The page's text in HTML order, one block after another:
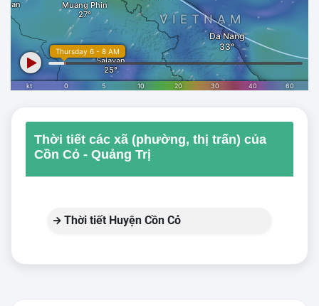
Thời tiết các xã (phường, thị trấn) của
Cồn Cỏ - Quảng Trị
Thời tiết Huyện Cồn Cỏ